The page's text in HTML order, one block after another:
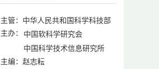
主管：中华人民共和国科学科技部
主办：
中国软科学研究会
中国科学技术信息研究所
主编：赵志耘